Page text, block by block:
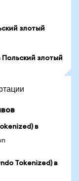
злотый
Польский злотый
в
Tokenized) в